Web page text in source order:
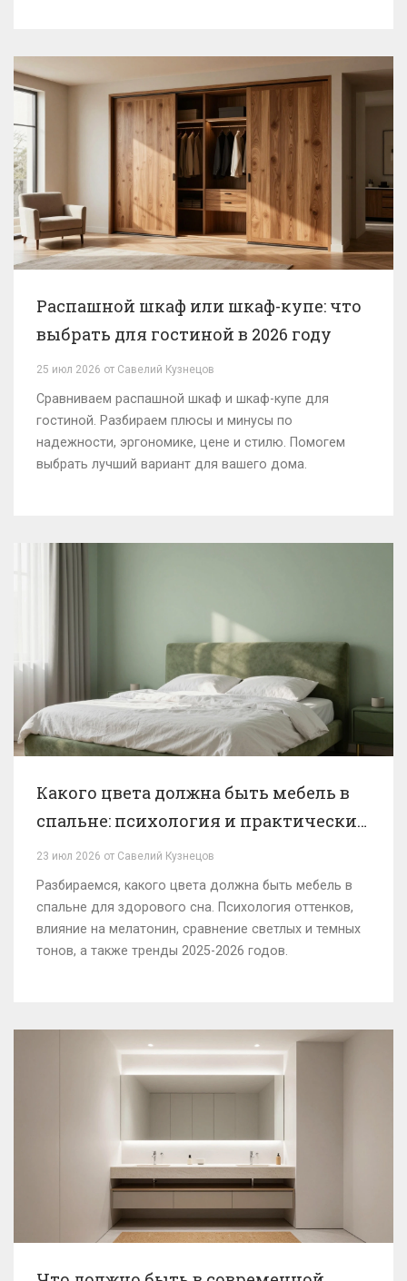
Распашной шкаф или шкаф-купе: что
выбрать для гостиной в 2026 году
25 июл 2026 от Савелий Кузнецов
Сравниваем распашной шкаф и шкаф-купе для
гостиной. Разбираем плюсы и минусы по
надежности, эргономике, цене и стилю. Помогем
выбрать лучший вариант для вашего дома.
Какого цвета должна быть мебель в
спальне: психология и практические
советы
23 июл 2026 от Савелий Кузнецов
Разбираемся, какого цвета должна быть мебель в
спальне для здорового сна. Психология оттенков,
влияние на мелатонин, сравнение светлых и темных
тонов, а также тренды 2025-2026 годов.